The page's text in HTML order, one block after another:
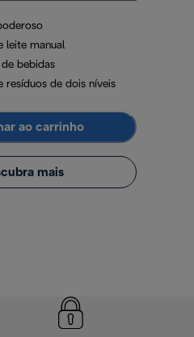
leite manual
bebidas
resíduos de dois níveis
ao carrinho
mais